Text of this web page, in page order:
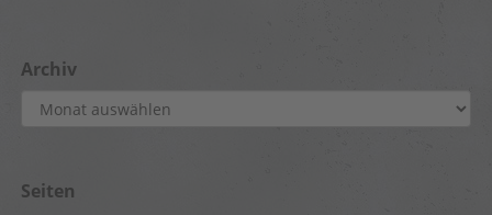
Archiv
Archiv
Seiten